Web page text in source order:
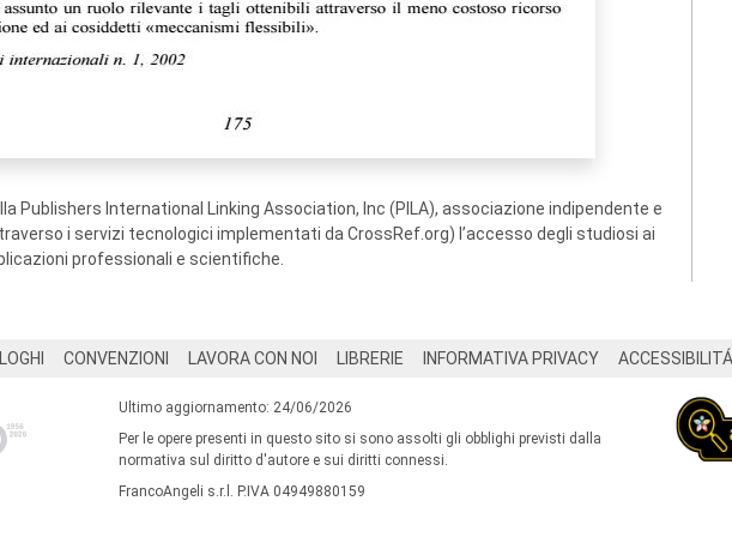
Publishers International Linking Association, Inc (PILA), associazione indipendente e
i servizi tecnologici implementati da CrossRef.org) l’accesso degli studiosi ai
professionali e scientifiche.
CONVENZIONI LAVORA CON NOI LIBRERIE INFORMATIVA PRIVACY ACCESSIBILITÁ
Ultimo aggiornamento: 24/06/2026
Per le opere presenti in questo sito si sono assolti gli obblighi previsti dalla
normativa sul diritto d'autore e sui diritti connessi.
FrancoAngeli s.r.l. P.IVA 04949880159